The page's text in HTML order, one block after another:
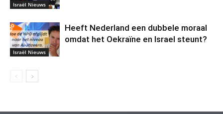
Israël Nieuws
Israël Nieuws
Heeft Nederland een dubbele moraal
omdat het Oekraïne en Israel steunt?